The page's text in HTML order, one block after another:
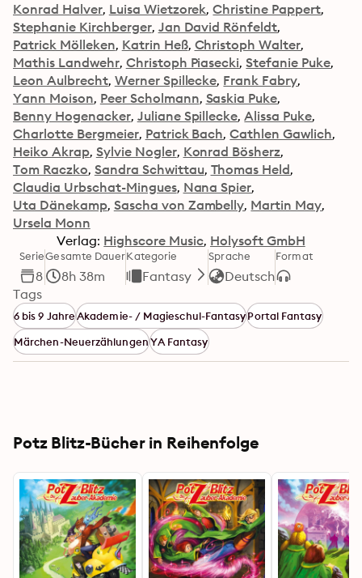
Konrad Halver Luisa Wietzorek Christine Pappert
Stephanie Kirchberger Jan David Rönfeldt
Patrick Mölleken Katrin Heß Christoph Walter
Mathis Landwehr Christoph Piasecki Stefanie Puke
Leon Aulbrecht Werner Spillecke Frank Fabry
Yann Moison Peer Scholmann Saskia Puke
Benny Hogenacker Juliane Spillecke Alissa Puke
Charlotte Bergmeier Patrick Bach Cathlen Gawlich
Heiko Akrap Sylvie Nogler Konrad Bösherz
Tom Raczko Sandra Schwittau Thomas Held
Claudia Urbschat-Mingues Nana Spier
Uta Dänekamp Sascha von Zambelly Martin May
Ursela Monn
Verlag: Highscore Music Holysoft GmbH
Serie
8
Gesamte Dauer
8h 38m
Kategorie
Fantasy
Sprache
Deutsch
Format
Tags
6 bis 9 JahreAkademie- / Magieschul-FantasyPortal Fantasy
Märchen-NeuerzählungenYA Fantasy
Potz Blitz-Bücher in Reihenfolge